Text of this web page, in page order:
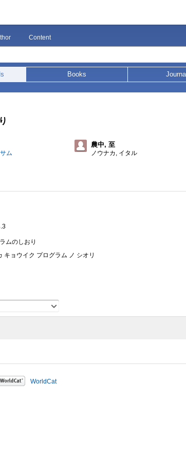
Content
Books
ム
農中, 至
ノウナカ, イタル
ムのしおり
キョウイク プログラム ノ シオリ
WorldCat